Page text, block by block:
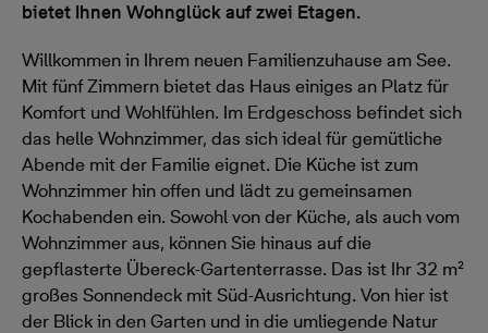
bietet Ihnen Wohnglück auf zwei Etagen.
Willkommen in Ihrem neuen Familienzuhause am See.
Mit fünf Zimmern bietet das Haus einiges an Platz für
Komfort und Wohlfühlen. Im Erdgeschoss befindet sich
das helle Wohnzimmer, das sich ideal für gemütliche
Abende mit der Familie eignet. Die Küche ist zum
Wohnzimmer hin offen und lädt zu gemeinsamen
Kochabenden ein. Sowohl von der Küche, als auch vom
Wohnzimmer aus, können Sie hinaus auf die
gepflasterte Übereck-Gartenterrasse. Das ist Ihr 32 m²
großes Sonnendeck mit Süd-Ausrichtung. Von hier ist
der Blick in den Garten und in die umliegende Natur